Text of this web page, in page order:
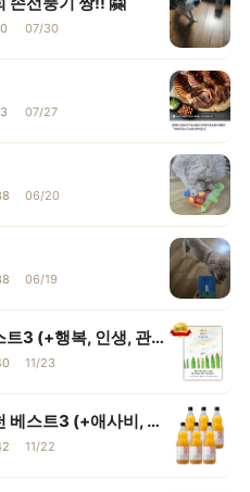
07/30
07/27
06/20
06/19
베스트셀러 추천 베스트3 (+행복, 인생, 관계, 힐링)
11/23
유기농 사과식초 추천 베스트3 (+애사비, 휴대용)
11/22